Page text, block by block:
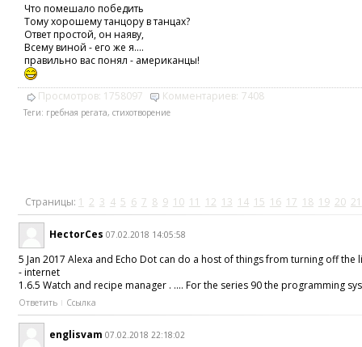
Что помешало победить
Тому хорошему танцору в танцах?
Ответ простой, он наяву,
Всему виной - его же я....
правильно вас понял - американцы!
Просмотров: 1758097 Комментариев: 7408
Теги: гребная регата, стихотворение
Страницы: 1 2 3 4 5 6 7 8 9 10 11 12 13 14 15 16 17 18 19 20 21
HectorCes 07.02.2018 14:05:58
5 Jan 2017 Alexa and Echo Dot can do a host of things from turning off the
- internet
1.6.5 Watch and recipe manager . .... For the series 90 the programming
Ответить Ссылка
englisvam 07.02.2018 22:18:02